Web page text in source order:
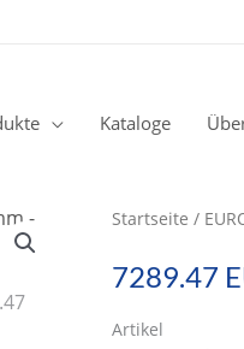
Kataloge
Startseite /
7289.47
Artikel